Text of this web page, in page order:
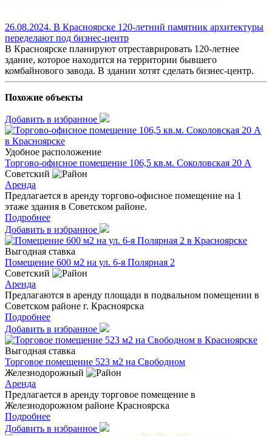
26.08.2024. В Красноярске 120-летний памятник архитектуры
переделают под бизнес-центр
В Красноярске планируют отреставрировать 120-летнее
здание, которое находится на территории бывшего
комбайнового завода. В здании хотят сделать бизнес-центр.
Похожие объекты
Добавить в избранное
Удобное расположение
Торгово-офисное помещение 106,5 кв.м. Соколовская 20 А
Советский
Аренда
Предлагается в аренду торгово-офисное помещение на 1
этаже здания в Советском районе.
Подробнее
Добавить в избранное
Выгодная ставка
Помещение 600 м2 на ул. 6-я Полярная 2
Советский
Аренда
Предлагаются в аренду площади в подвальном помещении в
Советском районе г. Красноярска
Подробнее
Добавить в избранное
Выгодная ставка
Торговое помещение 523 м2 на Свободном
Железнодорожный
Аренда
Предлагается в аренду торговое помещение в
Железнодорожном районе Красноярска
Подробнее
Добавить в избранное